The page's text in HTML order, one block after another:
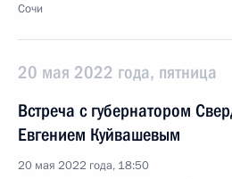
Сочи
20 мая 2022 года, пятница
Встреча с губернатором
Евгением Куйвашевым
20 мая 2022 года, 18:50